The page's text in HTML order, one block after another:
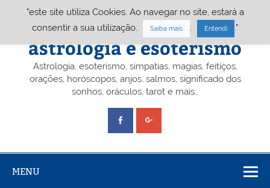
Portal A&E – Portal
astrologia e esoterismo
Astrologia, esoterismo, simpatias, magias, feitiços,
orações, horóscopos, anjos, salmos, significado dos
sonhos, oráculos, tarot e mais…
MENU
"este site utiliza Cookies. Ao navegar no site, estará a
consentir a sua utilização.
Saiba mais Entendi ."